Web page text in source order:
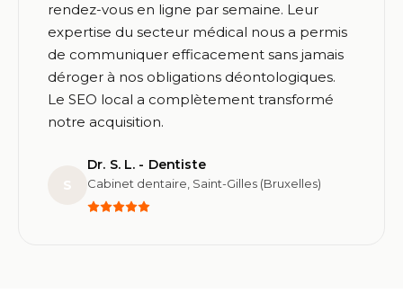
rendez-vous en ligne par semaine. Leur
expertise du secteur médical nous a permis
de communiquer efficacement sans jamais
déroger à nos obligations déontologiques.
Le SEO local a complètement transformé
notre acquisition.
S
Dr. S. L. - Dentiste
Cabinet dentaire, Saint-Gilles (Bruxelles)